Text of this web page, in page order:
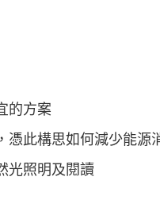
的方案
憑此構思如何減少能源
光照明及閱讀